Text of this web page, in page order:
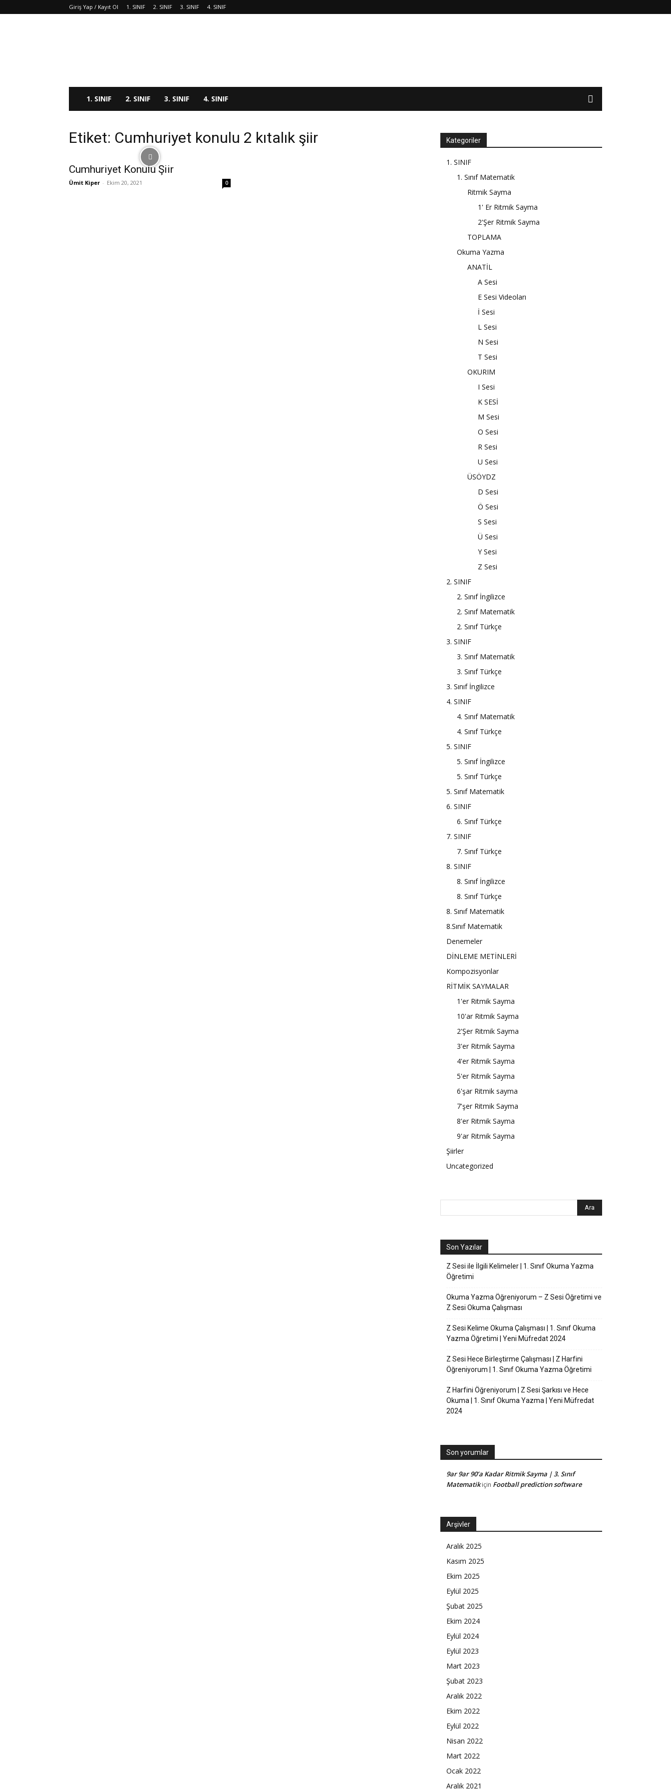
Giriş Yap / Kayıt Ol 1. SINIF 2. SINIF 3. SINIF 4. SINIF
1. SINIF 2. SINIF 3. SINIF 4. SINIF
Etiket: Cumhuriyet konulu 2 kıtalık şiir
Cumhuriyet Konulu Şiir
Ümit Kiper - Ekim 20, 2021 0
Kategoriler
1. SINIF
1. Sınıf Matematik
Ritmik Sayma
1' Er Ritmik Sayma
2'Şer Ritmik Sayma
TOPLAMA
Okuma Yazma
ANATİL
A Sesi
E Sesi Videoları
İ Sesi
L Sesi
N Sesi
T Sesi
OKURIM
I Sesi
K SESİ
M Sesi
O Sesi
R Sesi
U Sesi
ÜSÖYDZ
D Sesi
Ö Sesi
S Sesi
Ü Sesi
Y Sesi
Z Sesi
2. SINIF
2. Sınıf İngilizce
2. Sınıf Matematik
2. Sınıf Türkçe
3. SINIF
3. Sınıf Matematik
3. Sınıf Türkçe
3. Sınıf İngilizce
4. SINIF
4. Sınıf Matematik
4. Sınıf Türkçe
5. SINIF
5. Sınıf İngilizce
5. Sınıf Türkçe
5. Sınıf Matematik
6. SINIF
6. Sınıf Türkçe
7. SINIF
7. Sınıf Türkçe
8. SINIF
8. Sınıf İngilizce
8. Sınıf Türkçe
8. Sınıf Matematik
8.Sınıf Matematik
Denemeler
DİNLEME METİNLERİ
Kompozisyonlar
RİTMİK SAYMALAR
1'er Ritmik Sayma
10'ar Ritmik Sayma
2'Şer Ritmik Sayma
3'er Ritmik Sayma
4'er Ritmik Sayma
5'er Ritmik Sayma
6'şar Ritmik sayma
7'şer Ritmik Sayma
8'er Ritmik Sayma
9'ar Ritmik Sayma
Şiirler
Uncategorized
Son Yazılar
Z Sesi ile İlgili Kelimeler | 1. Sınıf Okuma Yazma
Öğretimi
Okuma Yazma Öğreniyorum – Z Sesi Öğretimi ve
Z Sesi Okuma Çalışması
Z Sesi Kelime Okuma Çalışması | 1. Sınıf Okuma
Yazma Öğretimi | Yeni Müfredat 2024
Z Sesi Hece Birleştirme Çalışması | Z Harfini
Öğreniyorum | 1. Sınıf Okuma Yazma Öğretimi
Z Harfini Öğreniyorum | Z Sesi Şarkısı ve Hece
Okuma | 1. Sınıf Okuma Yazma | Yeni Müfredat
2024
Son yorumlar
9ar 9ar 90’a Kadar Ritmik Sayma | 3. Sınıf
Matematikiçin Football prediction software
Arşivler
Aralık 2025
Kasım 2025
Ekim 2025
Eylül 2025
Şubat 2025
Ekim 2024
Eylül 2024
Eylül 2023
Mart 2023
Şubat 2023
Aralık 2022
Ekim 2022
Eylül 2022
Nisan 2022
Mart 2022
Ocak 2022
Aralık 2021